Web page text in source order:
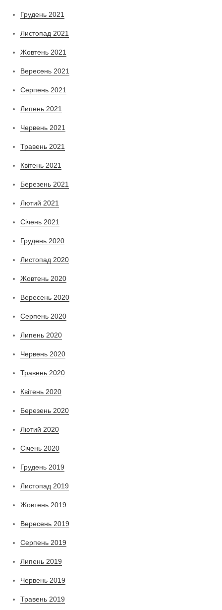
Грудень 2021
Листопад 2021
Жовтень 2021
Вересень 2021
Серпень 2021
Липень 2021
Червень 2021
Травень 2021
Квітень 2021
Березень 2021
Лютий 2021
Січень 2021
Грудень 2020
Листопад 2020
Жовтень 2020
Вересень 2020
Серпень 2020
Липень 2020
Червень 2020
Травень 2020
Квітень 2020
Березень 2020
Лютий 2020
Січень 2020
Грудень 2019
Листопад 2019
Жовтень 2019
Вересень 2019
Серпень 2019
Липень 2019
Червень 2019
Травень 2019